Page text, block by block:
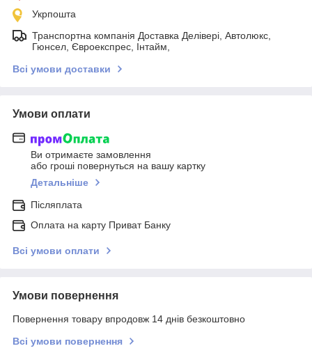
Укрпошта
Транспортна компанія Доставка Делівері, Автолюкс,
Гюнсел, Євроекспрес, Інтайм,
Всі умови доставки
Умови оплати
Ви отримаєте замовлення
або гроші повернуться на вашу картку
Детальніше
Післяплата
Оплата на карту Приват Банку
Всі умови оплати
Умови повернення
Повернення товару впродовж 14 днів безкоштовно
Всі умови повернення